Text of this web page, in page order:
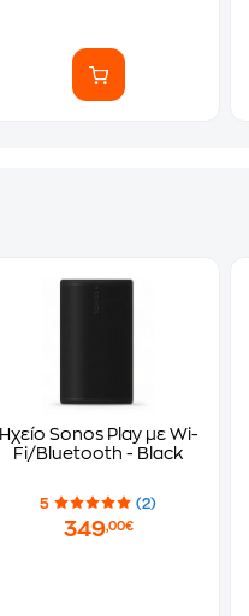
Ηχείο Sonos Play με Wi-
Fi/Bluetooth - Black
5 (2)
349,00€